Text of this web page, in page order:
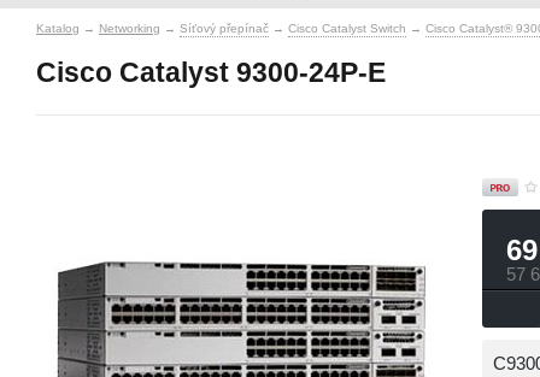
Katalog → Networking → Síťový přepínač → Cisco Catalyst Switch → Cisco Catalyst®
Cisco Catalyst 9300-24P-E
57